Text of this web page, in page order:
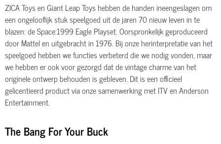
ZICA Toys en Giant Leap Toys hebben de handen ineengeslagen om
een ​​ongelooflijk stuk speelgoed uit de jaren 70 nieuw leven in te
blazen: de Space:1999 Eagle Playset. Oorspronkelijk geproduceerd
door Mattel en uitgebracht in 1976. Bij onze herinterpretatie van het
speelgoed hebben we functies verbeterd die we nodig vonden, maar
we hebben er ook voor gezorgd dat de vintage charme van het
originele ontwerp behouden is gebleven. Dit is een officieel
gelicentieerd product via onze samenwerking met ITV en Anderson
Entertainment.
The Bang For Your Buck